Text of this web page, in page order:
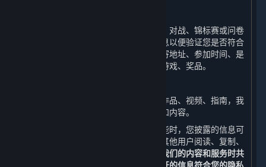
当您参与线上或线下活动时（包括比赛、对战、锦标赛或问卷
调查），我们会收集和使用您的相关信息以便验证您是否符合
活动资格并向您进行奖品派送，例如邮寄地址、参加时间、是
否符合资格、是否已过期、获奖时间、游戏、奖品。
如您上传、发布游戏文件、截图、美术作品、视频、指南，我
们会收集和使用您所上传、发布的信息和内容。
当您使用平台的社交功能、内容上传功能时，您披露的信息可
能会成为公开信息。这些信息可能会被其他用户阅读、复制、
请您谨慎考虑是否在使用我们的内容和服务时共